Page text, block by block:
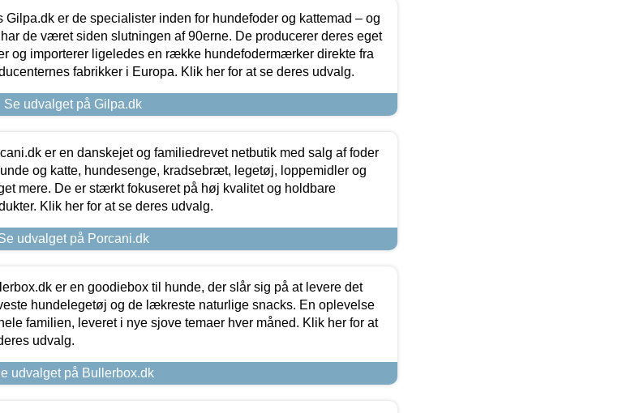
Gilpa.dk er de specialister inden for hundefoder og kattemad – og
de været siden slutningen af 90erne. De producerer deres eget
og importerer ligeledes en række hundefodermærker direkte fra
fabrikker i Europa. Klik her for at se deres udvalg.
Se udvalget på Gilpa.dk
er en danskejet og familiedrevet netbutik med salg af foder
og katte, hundesenge, kradsebræt, legetøj, loppemidler og
mere. De er stærkt fokuseret på høj kvalitet og holdbare
Klik her for at se deres udvalg.
udvalget på Porcani.dk
er en goodiebox til hunde, der slår sig på at levere det
hundelegetøj og de lækreste naturlige snacks. En oplevelse
familien, leveret i nye sjove temaer hver måned. Klik her for at
udvalg.
udvalget på Bullerbox.dk